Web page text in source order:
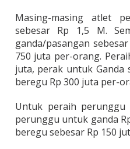
Masing-masing atlet
sebesar Rp 1,5 M.
ganda/pasangan
750 juta per-orang.
juta, perak untuk Ganda
beregu Rp 300 juta per-
Untuk peraih
perunggu untuk ganda
beregu sebesar Rp 150